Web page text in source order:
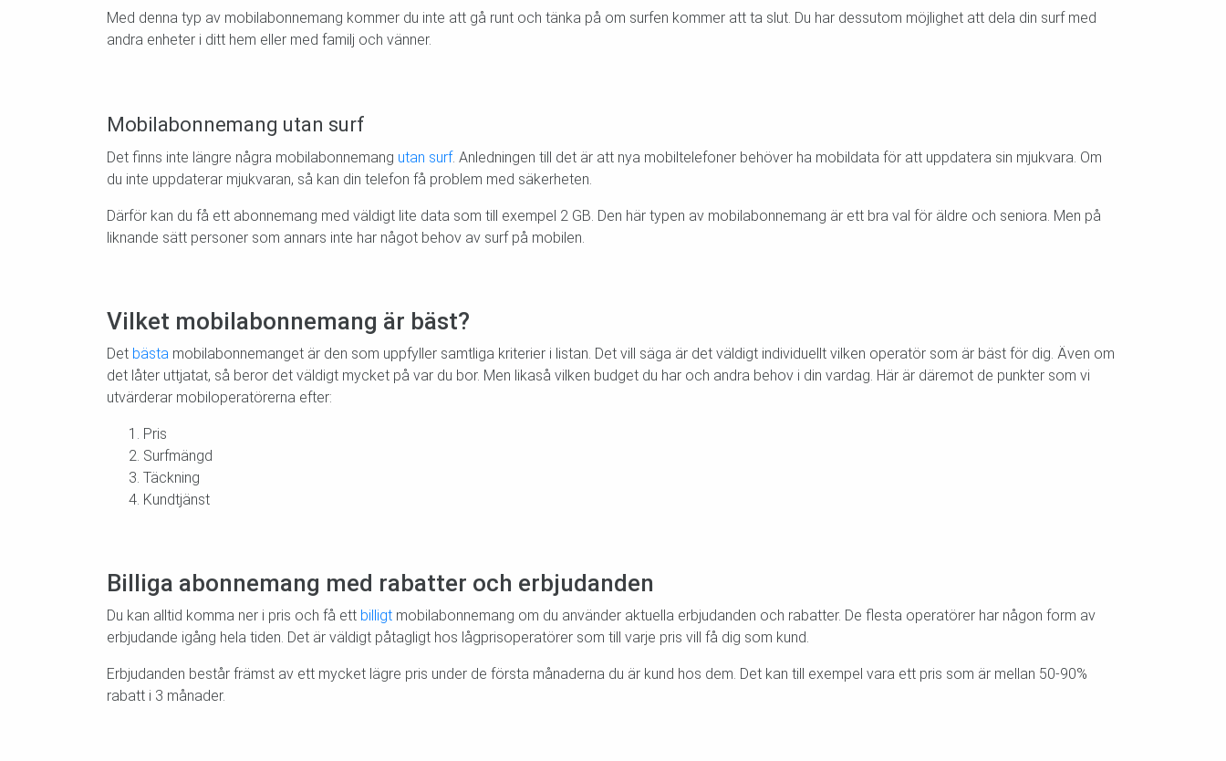
Med denna typ av mobilabonnemang kommer du inte att gå runt och tänka på om surfen kommer att ta slut. Du har dessutom möjlighet att dela din surf med
andra enheter i ditt hem eller med familj och vänner.
Mobilabonnemang utan surf
Det finns inte längre några mobilabonnemang utan surf. Anledningen till det är att nya mobiltelefoner behöver ha mobildata för att uppdatera sin mjukvara. Om
du inte uppdaterar mjukvaran, så kan din telefon få problem med säkerheten.
Därför kan du få ett abonnemang med väldigt lite data som till exempel 2 GB. Den här typen av mobilabonnemang är ett bra val för äldre och seniora. Men på
liknande sätt personer som annars inte har något behov av surf på mobilen.
Vilket mobilabonnemang är bäst?
Det bästa mobilabonnemanget är den som uppfyller samtliga kriterier i listan. Det vill säga är det väldigt individuellt vilken operatör som är bäst för dig. Även om
det låter uttjatat, så beror det väldigt mycket på var du bor. Men likaså vilken budget du har och andra behov i din vardag. Här är däremot de punkter som vi
utvärderar mobiloperatörerna efter:
Pris
Surfmängd
Täckning
Kundtjänst
Billiga abonnemang med rabatter och erbjudanden
Du kan alltid komma ner i pris och få ett billigt mobilabonnemang om du använder aktuella erbjudanden och rabatter. De flesta operatörer har någon form av
erbjudande igång hela tiden. Det är väldigt påtagligt hos lågprisoperatörer som till varje pris vill få dig som kund.
Erbjudanden består främst av ett mycket lägre pris under de första månaderna du är kund hos dem. Det kan till exempel vara ett pris som är mellan 50-90%
rabatt i 3 månader.